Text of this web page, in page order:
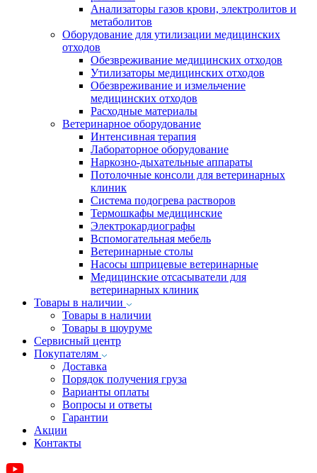
Анализаторы газов крови, электролитов и
метаболитов
Оборудование для утилизации медицинских
отходов
Обезвреживание медицинских отходов
Утилизаторы медицинских отходов
Обезвреживание и измельчение
медицинских отходов
Расходные материалы
Ветеринарное оборудование
Интенсивная терапия
Лабораторное оборудование
Наркозно-дыхательные аппараты
Потолочные консоли для ветеринарных
клиник
Система подогрева растворов
Термошкафы медицинские
Электрокардиографы
Вспомогательная мебель
Ветеринарные столы
Насосы шприцевые ветеринарные
Медицинские отсасыватели для
ветеринарных клиник
Товары в наличии
Товары в наличии
Товары в шоуруме
Сервисный центр
Покупателям
Доставка
Порядок получения груза
Варианты оплаты
Вопросы и ответы
Гарантии
Акции
Контакты